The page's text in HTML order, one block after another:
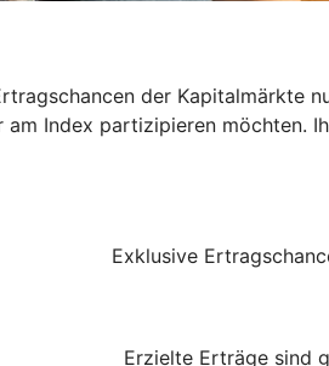
der Kapitalmärkte
am Index partizipieren
Exklusive
Erzielte Erträge sind